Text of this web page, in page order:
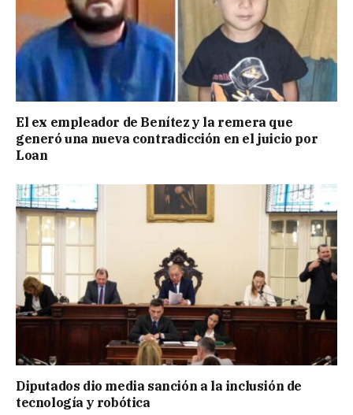
El ex empleador de Benítez y la remera que
generó una nueva contradicción en el juicio por
Loan
Diputados dio media sanción a la inclusión de
tecnología y robótica